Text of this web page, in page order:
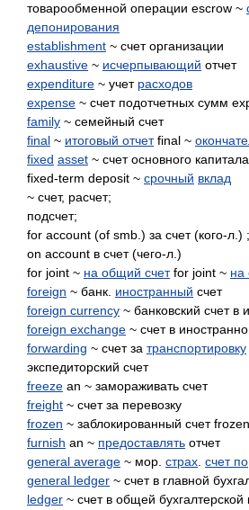
товарообменной операции escrow ~
депонирования
establishment ~ счет организации
exhaustive ~ исчерпывающий отчет
expenditure ~ учет расходов
expense ~ счет подотчетных сумм
family ~ семейный счет
final ~ итоговый отчетfinal ~
fixed asset ~ счет основного капитала
fixed-term deposit ~ срочный вклад
~ счет, расчет;
подсчет;
for account (of smb.) за счет (кого-л.) ;
on account в счет (чего-л.)
for joint ~ на общий счетfor joint ~ на
foreign ~ банк. иностранный счет
foreign currency ~ банковский счет в
foreign exchange ~ счет в
forwarding ~ счет за транспортировку
экспедиторский счет
freeze an ~ замораживать счет
freight ~ счет за перевозку
frozen ~ заблокированный счет
furnish an ~ предоставлять отчет
general average ~ мор. страх счет по
general ledger ~ счет в главной
ledger ~ счет в общей бухгалтерской